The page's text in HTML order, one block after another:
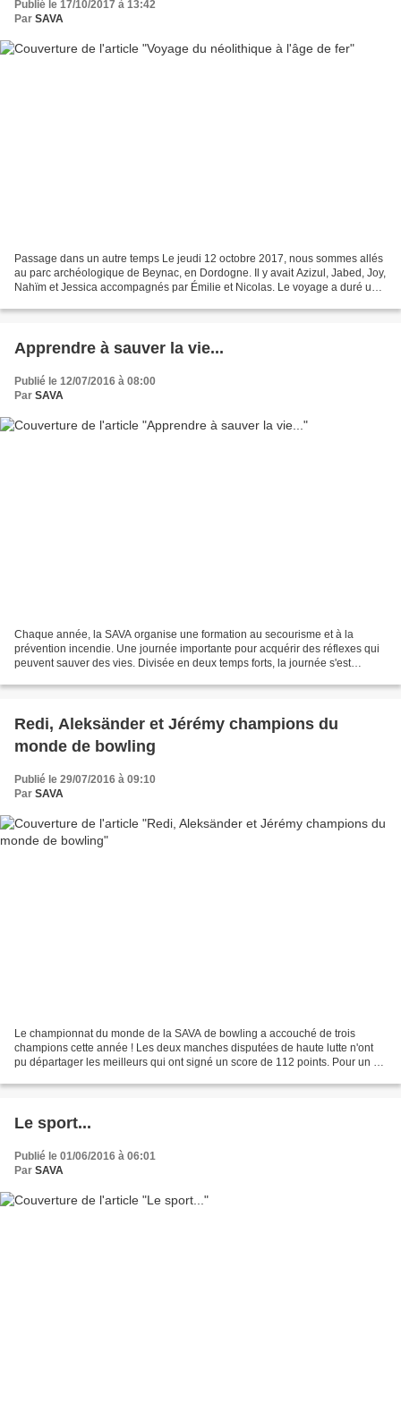
Publié le 17/10/2017 à 13:42
Par SAVA
Passage dans un autre temps Le jeudi 12 octobre 2017, nous sommes allés
au parc archéologique de Beynac, en Dordogne. Il y avait Azizul, Jabed, Joy,
Nahïm et Jessica accompagnés par Émilie et Nicolas. Le voyage a duré un
Apprendre à sauver la vie...
Publié le 12/07/2016 à 08:00
Par SAVA
Chaque année, la SAVA organise une formation au secourisme et à la
prévention incendie. Une journée importante pour acquérir des réflexes qui
peuvent sauver des vies. Divisée en deux temps forts, la journée s'est
Redi, Aleksänder et Jérémy champions du
monde de bowling
Publié le 29/07/2016 à 09:10
Par SAVA
Le championnat du monde de la SAVA de bowling a accouché de trois
champions cette année ! Les deux manches disputées de haute lutte n'ont
pu départager les meilleurs qui ont signé un score de 112 points. Pour un an
Le sport...
Publié le 01/06/2016 à 06:01
Par SAVA